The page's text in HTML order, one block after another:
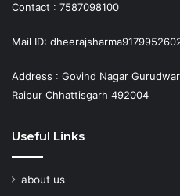
Contact : 7587098100
Mail ID:
Address : Govind Nagar
Raipur Chhattisgarh 492004
Useful Links
about us